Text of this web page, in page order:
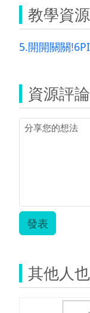
教學資
5.開開關關
資源評
發表
其他人